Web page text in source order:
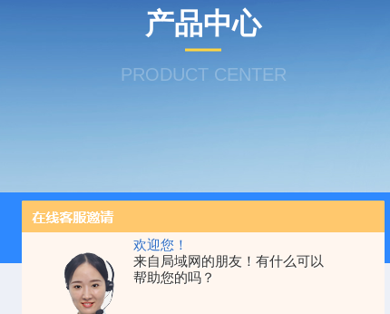
欢迎您！
来自局域网的朋友！有什么可以
帮助您的吗？
产品中心
PRODUCT CENTER